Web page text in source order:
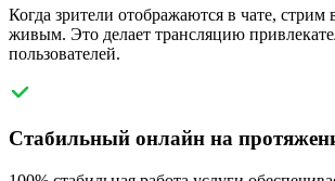
Когда зрители отображаются в чате, стрим
живым. Это делает трансляцию
пользователей.
Стабильный онлайн на